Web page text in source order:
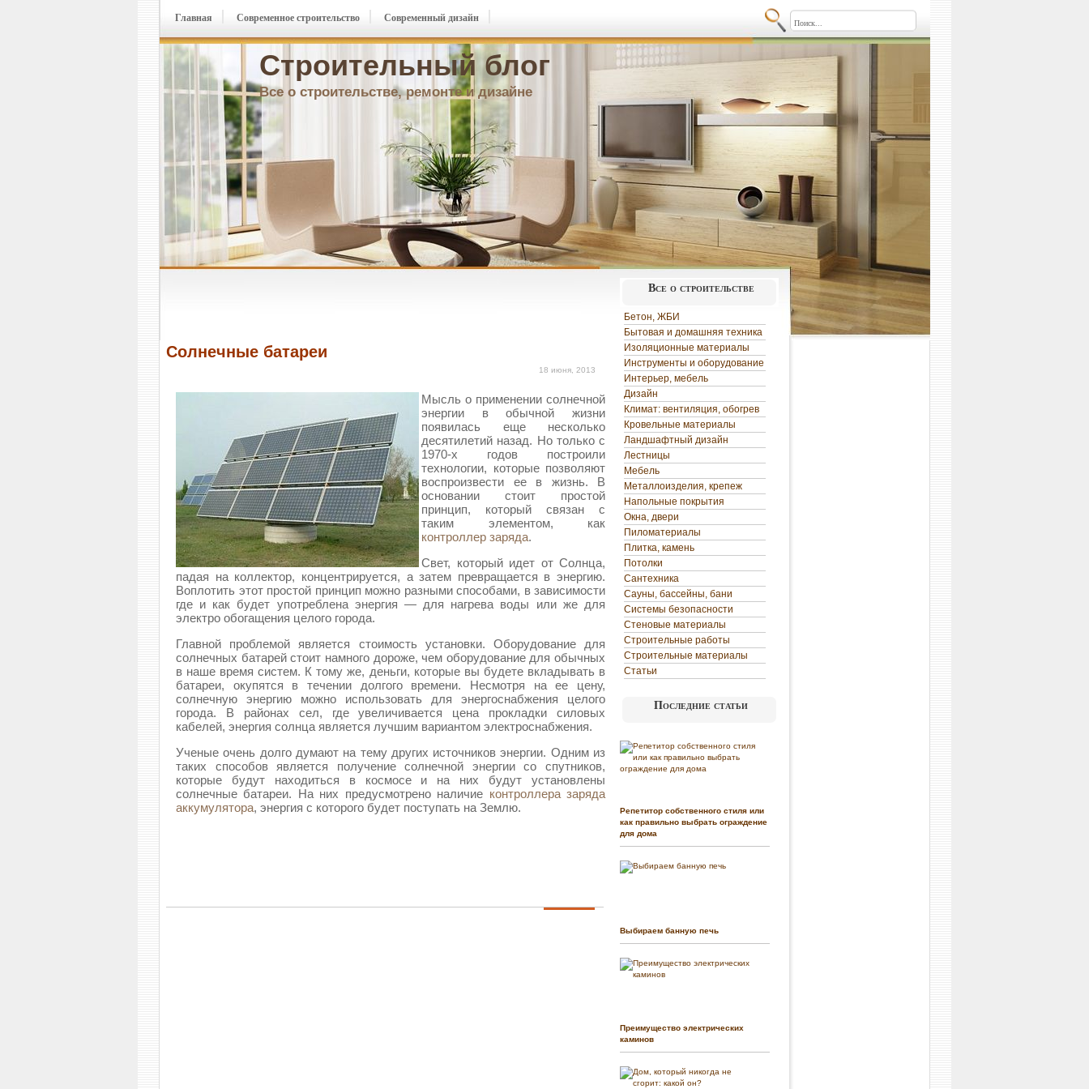
Строительный блог
Все о строительстве, ремонте и дизайне
Главная Современное строительство Современный дизайн
Солнечные батареи
18 июня, 2013
Мысль о применении солнечной
энергии в обычной жизни
появилась еще несколько
десятилетий назад. Но только с
1970-х годов построили
технологии, которые позволяют
воспроизвести ее в жизнь. В
основании стоит простой
принцип, который связан с
таким элементом, как
контроллер заряда.
Свет, который идет от Солнца,
падая на коллектор, концентрируется, а затем превращается в энергию.
Воплотить этот простой принцип можно разными способами, в зависимости
где и как будет употреблена энергия — для нагрева воды или же для
электро обогащения целого города.
Главной проблемой является стоимость установки. Оборудование для
солнечных батарей стоит намного дороже, чем оборудование для обычных
в наше время систем. К тому же, деньги, которые вы будете вкладывать в
батареи, окупятся в течении долгого времени. Несмотря на ее цену,
солнечную энергию можно использовать для энергоснабжения целого
города. В районах сел, где увеличивается цена прокладки силовых
кабелей, энергия солнца является лучшим вариантом электроснабжения.
Ученые очень долго думают на тему других источников энергии. Одним из
таких способов является получение солнечной энергии со спутников,
которые будут находиться в космосе и на них будут установлены
солнечные батареи. На них предусмотрено наличие контроллера заряда
аккумулятора, энергия с которого будет поступать на Землю.
Все о строительстве
Бетон, ЖБИ
Бытовая и домашняя техника
Изоляционные материалы
Инструменты и оборудование
Интерьер, мебель
Дизайн
Климат: вентиляция, обогрев
Кровельные материалы
Ландшафтный дизайн
Лестницы
Мебель
Металлоизделия, крепеж
Напольные покрытия
Окна, двери
Пиломатериалы
Плитка, камень
Потолки
Сантехника
Сауны, бассейны, бани
Системы безопасности
Стеновые материалы
Строительные работы
Строительные материалы
Статьи
Последние статьи
Репетитор собственного стиля или
как правильно выбрать ограждение
для дома
Выбираем банную печь
Преимущество электрических
каминов